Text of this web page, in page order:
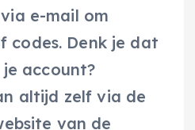
e-mail om
codes. Denk je dat
account?
altijd zelf via de
van de